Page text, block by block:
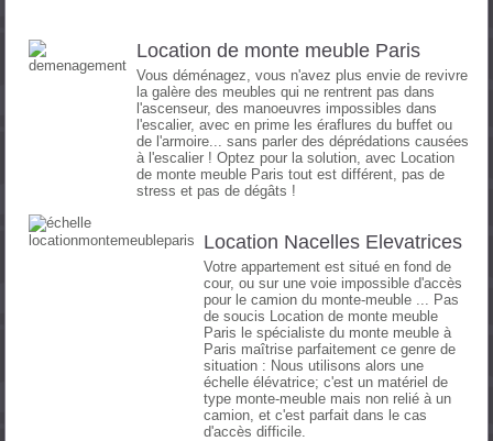
Location de monte meuble Paris
Vous déménagez, vous n'avez plus envie de revivre
la galère des meubles qui ne rentrent pas dans
l'ascenseur, des manoeuvres impossibles dans
l'escalier, avec en prime les éraflures du buffet ou
de l'armoire... sans parler des déprédations causées
à l'escalier ! Optez pour la solution, avec Location
de monte meuble Paris tout est différent, pas de
stress et pas de dégâts !
Location Nacelles Elevatrices
Votre appartement est situé en fond de
cour, ou sur une voie impossible d'accès
pour le camion du monte-meuble ... Pas
de soucis Location de monte meuble
Paris le spécialiste du monte meuble à
Paris maîtrise parfaitement ce genre de
situation : Nous utilisons alors une
échelle élévatrice; c'est un matériel de
type monte-meuble mais non relié à un
camion, et c'est parfait dans le cas
d'accès difficile.